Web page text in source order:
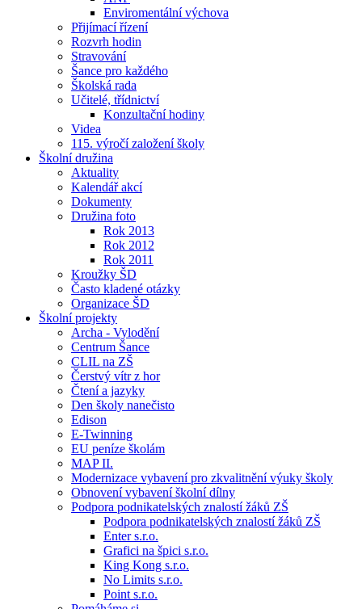
Enviromentální výchova
Přijímací řízení
Rozvrh hodin
Stravování
Šance pro každého
Školská rada
Učitelé, třídnictví
Konzultační hodiny
Videa
115. výročí založení školy
Školní družina
Aktuality
Kalendář akcí
Dokumenty
Družina foto
Rok 2013
Rok 2012
Rok 2011
Kroužky ŠD
Často kladené otázky
Organizace ŠD
Školní projekty
Archa - Vylodění
Centrum Šance
CLIL na ZŠ
Čerstvý vítr z hor
Čtení a jazyky
Den školy nanečisto
Edison
E-Twinning
EU peníze školám
MAP II.
Modernizace vybavení pro zkvalitnění výuky školy
Obnovení vybavení školní dílny
Podpora podnikatelských znalostí žáků ZŠ
Podpora podnikatelských znalostí žáků ZŠ
Enter s.r.o.
Grafici na špici s.r.o.
King Kong s.r.o.
No Limits s.r.o.
Point s.r.o.